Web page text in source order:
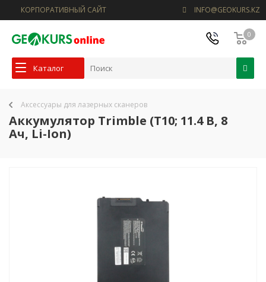
КОРПОРАТИВНЫЙ САЙТ INFO@GEOKURS.KZ
0
Каталог
Аксессуары для лазерных сканеров
Аккумулятор Trimble (T10; 11.4 В, 8
Ач, Li-Ion)